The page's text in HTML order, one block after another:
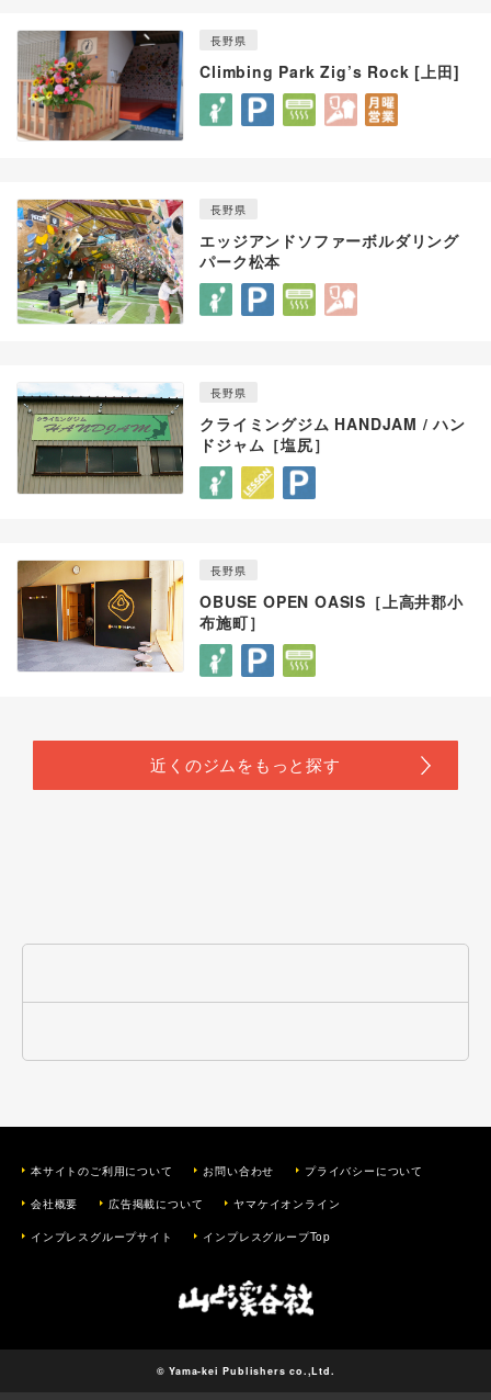
長野県
Climbing Park Zig’s Rock [上田]
長野県
エッジアンドソファーボルダリング
パーク松本
長野県
クライミングジム HANDJAM / ハン
ドジャム［塩尻］
長野県
OBUSE OPEN OASIS［上高井郡小
布施町］
本サイトのご利用について お問い合わせ プライバシーについて
会社概要 広告掲載について ヤマケイオンライン
インプレスグループサイト インプレスグループTop
© Yama-kei Publishers co.,Ltd.